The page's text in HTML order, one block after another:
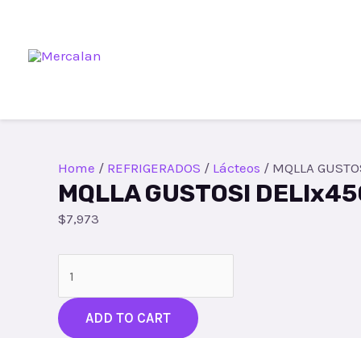
Home / REFRIGERADOS / Lácteos / MQLLA
MQLLA GUSTOSI
$7,973
GUSTOSI
DELIx450
quantity
ADD TO CART